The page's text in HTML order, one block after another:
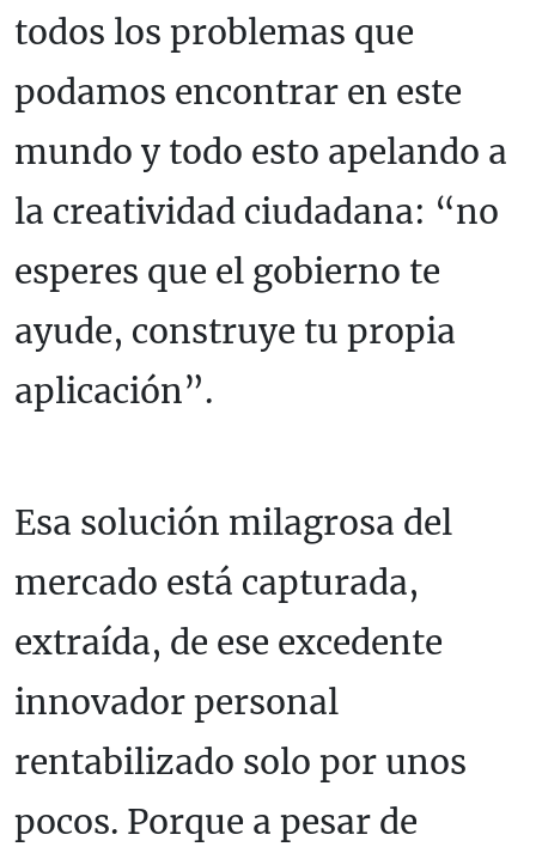
todos los problemas que
podamos encontrar en este
mundo y todo esto apelando a
la creatividad ciudadana: “no
esperes que el gobierno te
ayude, construye tu propia
aplicación”.
Esa solución milagrosa del
mercado está capturada,
extraída, de ese excedente
innovador personal
rentabilizado solo por unos
pocos. Porque a pesar de